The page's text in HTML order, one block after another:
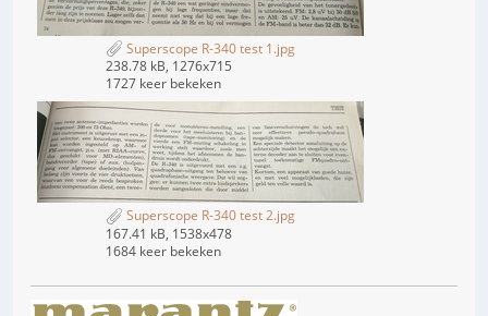
Superscope R-340 test 1.jpg
238.78 kB, 1276x715
1727 keer bekeken
Superscope R-340 test 2.jpg
167.41 kB, 1538x478
1684 keer bekeken